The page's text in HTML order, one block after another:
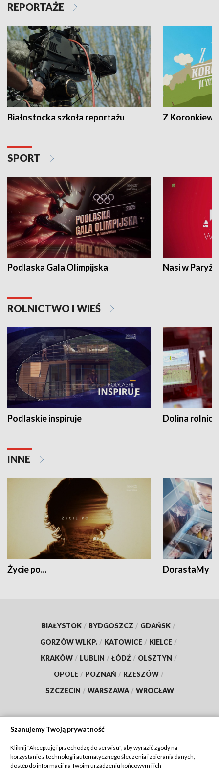
REPORTAŻE
Białostocka szkoła reportażu Z
SPORT
Podlaska Gala Olimpijska Nasi w Paryżu
ROLNICTWO I WIEŚ
Podlaskie inspiruje Dolina
INNE
Życie po... DorastaMy
BIAŁYSTOK / BYDGOSZCZ / GDAŃSK /
GORZÓW WLKP. / KATOWICE / KIELCE /
KRAKÓW / LUBLIN / ŁÓDŹ / OLSZTYN /
OPOLE / POZNAŃ / RZESZÓW /
SZCZECIN / WARSZAWA / WROCŁAW
TVP
Szanujemy Twoją prywatność
Kliknij "Akceptuję i przechodzę do serwisu", aby wyrazić zgody na
korzystanie z technologii automatycznego śledzenia i zbierania danych,
dostęp do informacji na Twoim urządzeniu końcowym i ich